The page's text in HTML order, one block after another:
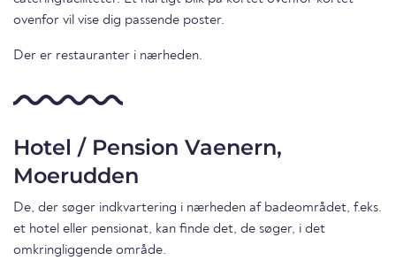
ovenfor vil vise dig passende poster.
Der er restauranter i nærheden.
Hotel / Pension Vaenern,
Moerudden
De, der søger indkvartering i nærheden af badeområdet, f.eks.
et hotel eller pensionat, kan finde det, de søger, i det
omkringliggende område.